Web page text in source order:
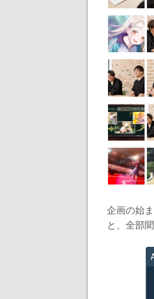
企画の始
と、全部